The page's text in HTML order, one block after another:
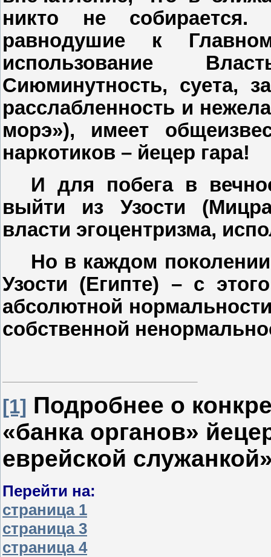
никто не
равнодушие к
использование
Сиюминутность, суета,
расслабленность и
морэ»), имеет
наркотиков – йецер гара!
И для побега в
выйти из Узости
власти эгоцентризма,
Но в каждом
Узости (Египте) – с
абсолютной
собственной
[1] Подробнее о
«банка органов»
еврейской
Перейти на:
страница 1
страница 3
страница 4